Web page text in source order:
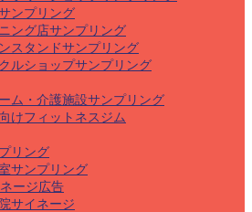
ンプリング
ング店サンプリング
スタンドサンプリング
ルショップサンプリング
ム・介護施設サンプリング
けフィットネスジム
リング
サンプリング
ージ広告
サイネージ